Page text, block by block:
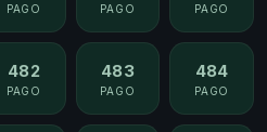
PAGO PAGO PAGO
482
PAGO
483
PAGO
484
PAGO